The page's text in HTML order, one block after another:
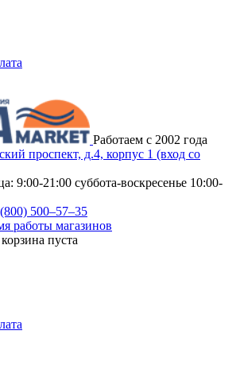
Работаем с 2002 года
проспект, д.4, корпус 1 (вход со
9:00-21:00 суббота-воскресенье 10:00-
500–57–35
работы магазинов
пуста